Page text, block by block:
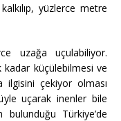
yüzlerce metre
uzağa uçulabiliyor.
kadar küçülebilmesi ve
ilgisini çekiyor olması
uçarak inenler bile
Türkiye’de